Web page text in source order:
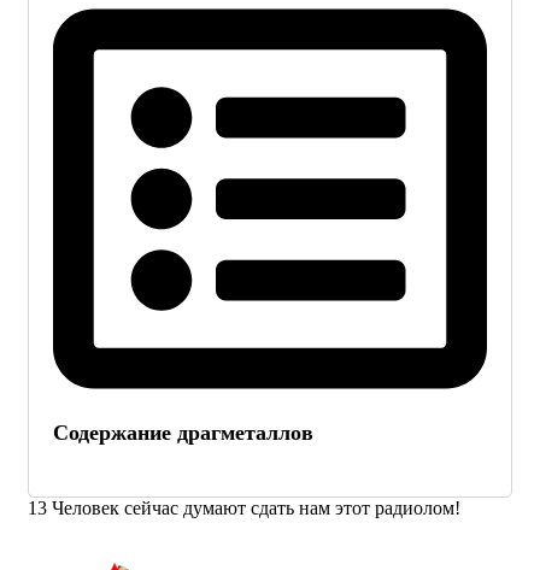
Содержание драгметаллов
13 Человек сейчас думают сдать нам этот радиолом!